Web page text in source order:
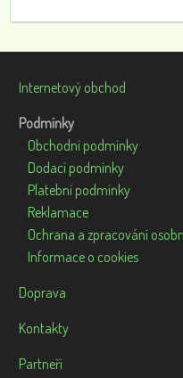
Internetový obchod
Podmínky
Obchodní podmínky
Dodací podmínky
Platební podmínky
Reklamace
Ochrana a zpracování
Informace o cookies
Doprava
Kontakty
Partneři